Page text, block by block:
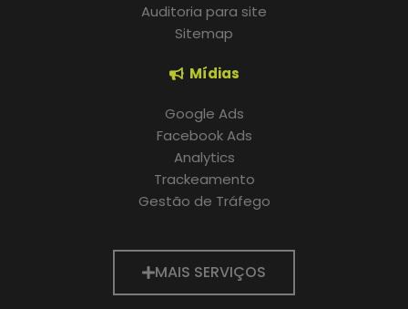
Auditoria para site
Sitemap
Mídias
Google Ads
Facebook Ads
Analytics
Trackeamento
Gestão de Tráfego
MAIS SERVIÇOS